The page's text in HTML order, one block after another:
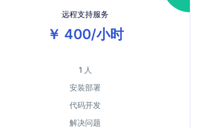
远程支持服务
￥ 400/小时
1 人
安装部署
代码开发
解决问题